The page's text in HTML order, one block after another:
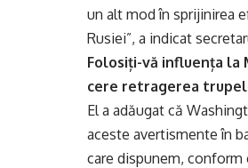
un alt mod în sprijinirea
Rusiei”, a indicat
Folosiți-vă influența la
cere retragerea
El a adăugat că
aceste avertismente în
care dispunem, conform